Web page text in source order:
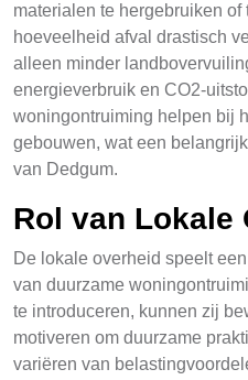
materialen te hergebruiken
hoeveelheid afval drastisch
alleen minder
energieverbruik en CO2-
woningontruiming helpen bij
gebouwen, wat een
van Dedgum.
Rol van Lokale
De lokale overheid speelt
van duurzame
te introduceren, kunnen zij
motiveren om duurzame
variëren van